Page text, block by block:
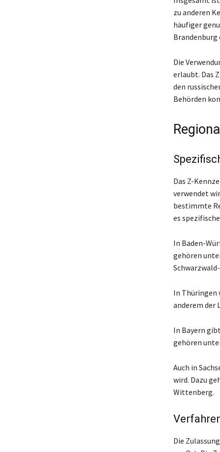
zu anderen
häufiger
Brandenburg
Die
erlaubt. Das
den
Behörden
Das Z-
verwendet
bestimmte
es
In Baden-
gehören
In Thüringen
anderem der
In Bayern
gehören
Auch in
wird. Dazu
Wittenberg.
Die